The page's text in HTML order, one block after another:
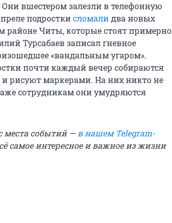
Они вшестером залезли в телефонную
подросткисломалидва новых
районе Читы, которые стоят примерно
Турсабаев записал гневное
«вандальным угаром».
почти каждый вечер собираются
и рисуют маркерами. На них никто не
сотрудникам они умудряются
места событий — в нашем Telegram-
самое интересное и важное из жизни